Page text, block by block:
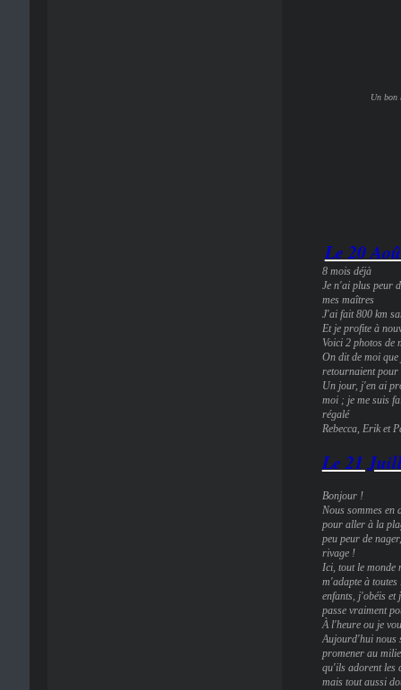
Un bon
Le 20
8 mois déjà
Je n'ai plus peur
mes maîtres
J'ai fait 800 km
Et je profite à
Voici 2 photos de
On dit de moi que
retournaient pour
Un jour, j'en ai
moi ; je me suis
régalé
Rebecca, Erik et
Le 21
Bonjour !
Nous sommes en
pour aller à la
peu peur de
rivage !
Ici, tout le monde
m'adapte à
enfants, j'obéis et
passe vraiment
À l'heure ou je
Aujourd'hui nous
promener au
qu'ils adorent les
mais tout aussi